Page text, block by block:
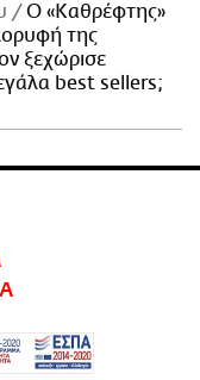
Ο «Καθρέφτης»
της
ξεχώρισε
best sellers;